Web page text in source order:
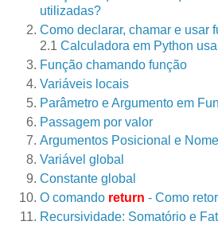
utilizadas?
Como declarar, chamar e usar
2.1 Calculadora em Python
Função chamando função
Variáveis locais
Parâmetro e Argumento em
Passagem por valor
Argumentos Posicional e
Variável global
Constante global
O comando return - Como
Recursividade: Somatório e